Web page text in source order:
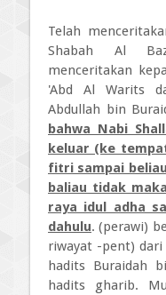
Telah
Shabah Al
menceritakan
'Abd Al Warits
Abdullah bin
bahwa Nabi
keluar (ke
fitri sampai
baliau tidak
raya idul adha
dahulu. (perawi)
riwayat -pent) dari
hadits Buraidah
hadits gharib.